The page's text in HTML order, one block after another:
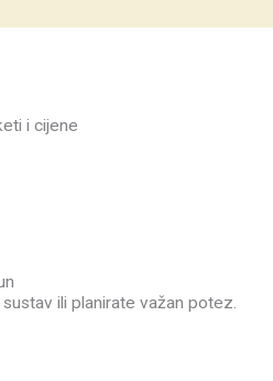
i cijene
ili planirate važan potez.